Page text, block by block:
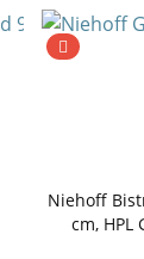
Niehoff
cm, HPL